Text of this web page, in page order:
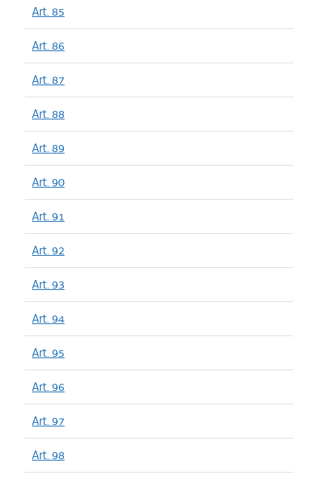
Art. 85
Art. 86
Art. 87
Art. 88
Art. 89
Art. 90
Art. 91
Art. 92
Art. 93
Art. 94
Art. 95
Art. 96
Art. 97
Art. 98